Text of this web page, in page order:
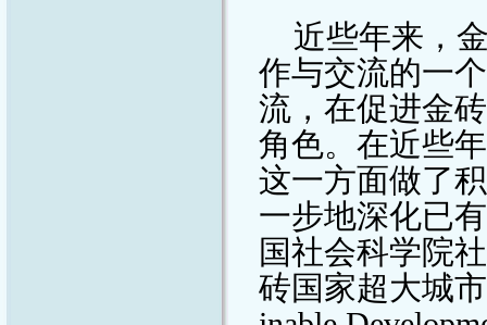
近些年来，
作与交流的一
流，在促进金
角色。在近些
这一方面做了
一步地深化已
国社会科学院
砖国家超大城